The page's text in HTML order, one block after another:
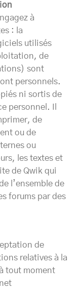
à
: la
utilisés
de
sont
personnels.
ni sortis de
personnel. Il
de
ou de
ou
les textes et
de Qwik qui
l’ensemble de
forums par des
de
relatives à la
tout moment